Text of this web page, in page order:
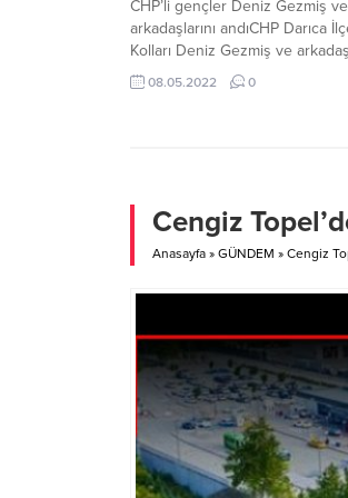
CHP’li gençler Deniz Gezmiş ve
arkadaşlarını andıCHP Darıca
Kolları Deniz Gezmiş ve
idam edilişlerinin 50’nci yılı
anma programı gerçekleştirdi.
08.05.2022 0
Cengiz
Anasayfa » GÜNDEM » Cengiz